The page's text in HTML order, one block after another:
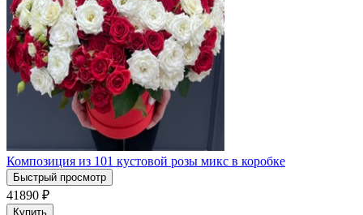
Композиция из 101 кустовой розы микс в коробке
Быстрый просмотр
41890 ₽
Купить